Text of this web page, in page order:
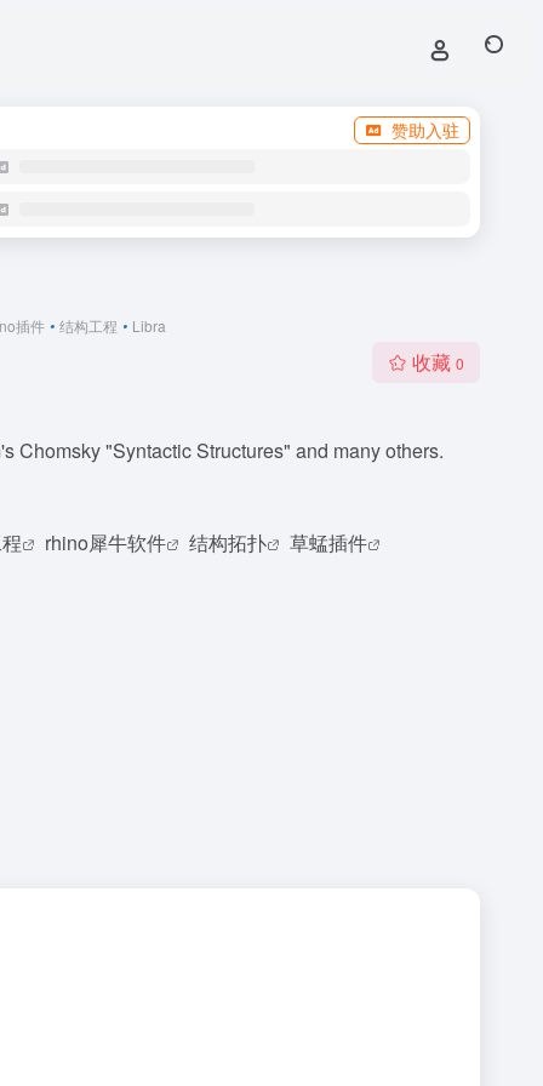
赞助入驻
插件 • 结构工程 • Libra
收藏 0
Chomsky "Syntactic Structures" and many others.
rhino犀牛软件 结构拓扑 草蜢插件